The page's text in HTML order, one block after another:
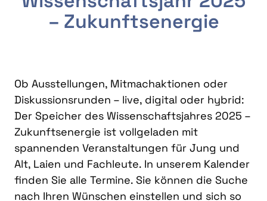
– Zukunftsenergie
Ob Ausstellungen, Mitmachaktionen oder
Diskussionsrunden – live, digital oder hybrid:
Der Speicher des Wissenschaftsjahres 2025 –
Zukunftsenergie ist vollgeladen mit
spannenden Veranstaltungen für Jung und
Alt, Laien und Fachleute. In unserem Kalender
finden Sie alle Termine. Sie können die Suche
nach Ihren Wünschen einstellen und sich so